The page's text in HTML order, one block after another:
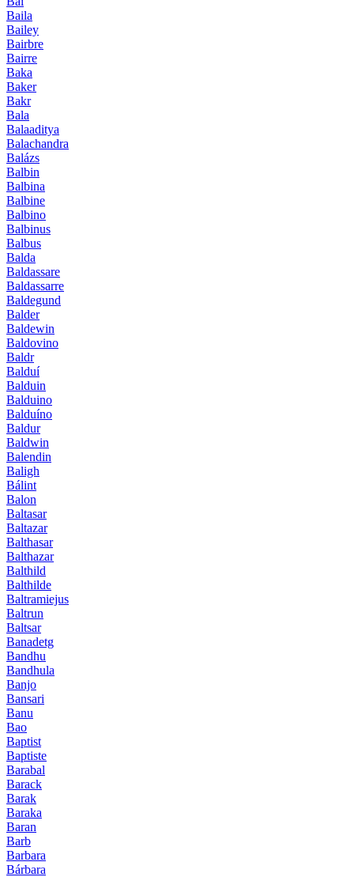
Baila
Bailey
Bairbre
Bairre
Baka
Baker
Bakr
Bala
Balaaditya
Balachandra
Balázs
Balbin
Balbina
Balbine
Balbino
Balbinus
Balbus
Balda
Baldassare
Baldassarre
Baldegund
Balder
Baldewin
Baldovino
Baldr
Balduí
Balduin
Balduino
Balduíno
Baldur
Baldwin
Balendin
Baligh
Bálint
Balon
Baltasar
Baltazar
Balthasar
Balthazar
Balthild
Balthilde
Baltramiejus
Baltrun
Baltsar
Banadetg
Bandhu
Bandhula
Banjo
Bansari
Banu
Bao
Baptist
Baptiste
Barabal
Barack
Barak
Baraka
Baran
Barb
Barbara
Bárbara